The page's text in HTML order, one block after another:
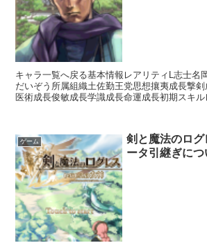
キャラ一覧へ戻る基本情報レアリティL志士名
だいぞう所属組織土佐勤王党思想攘夷成長撃
医術成長俊敏成長学識成長命運成長初期スキ
ゲーム
剣と魔法のロ
ータ引継ぎにつ